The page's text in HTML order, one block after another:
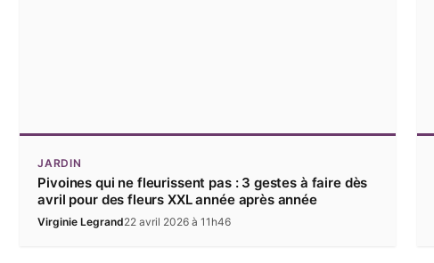
JARDIN
Pivoines qui ne fleurissent pas : 3 gestes à faire dès
avril pour des fleurs XXL année après année
Virginie Legrand22 avril 2026 à 11h46